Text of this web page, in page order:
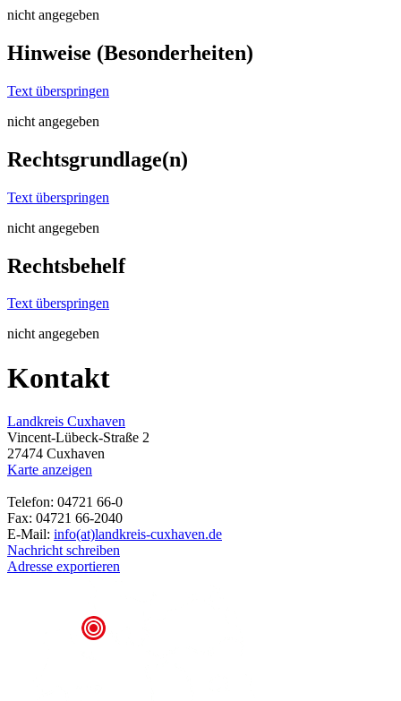
nicht angegeben
Hinweise (Besonderheiten)
Text überspringen
nicht angegeben
Rechtsgrundlage(n)
Text überspringen
nicht angegeben
Rechtsbehelf
Text überspringen
nicht angegeben
Kontakt
Landkreis Cuxhaven
Vincent-Lübeck-Straße 2
27474 Cuxhaven
Karte anzeigen
Telefon: 04721 66-0
Fax: 04721 66-2040
E-Mail: info(at)landkreis-cuxhaven.de
Nachricht schreiben
Adresse exportieren